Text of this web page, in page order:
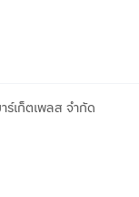
เก็ตเพลส จำกัด